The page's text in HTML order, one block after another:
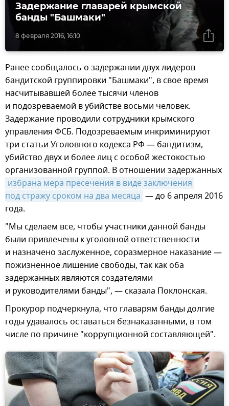
8 февраля 2016, 16:10
Задержание главарей крымской
банды "Башмаки"
Ранее сообщалось о задержании двух лидеров
бандитской группировки "Башмаки", в свое время
насчитывавшей более тысячи членов
и подозреваемой в убийстве восьми человек.
Задержание проводили сотрудники крымского
управления ФСБ. Подозреваемым инкриминируют
три статьи Уголовного кодекса РФ — бандитизм,
убийство двух и более лиц с особой жестокостью
организованной группой. В отношении задержанных
избрана мера пресечения в виде заключения
под стражу сроком на два месяца — до 6 апреля 2016
года.
"Мы сделаем все, чтобы участники данной банды
были привлечены к уголовной ответственности
и назначено заслуженное, соразмерное наказание —
пожизненное лишение свободы, так как оба
задержанных являются создателями
и руководителями банды", — сказала Поклонская.
Прокурор подчеркнула, что главарям банды долгие
годы удавалось оставаться безнаказанными, в том
числе по причине "коррупционной составляющей".